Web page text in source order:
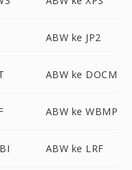
ABW ke JP2
ABW ke DOCM
ABW ke WBMP
ABW ke LRF